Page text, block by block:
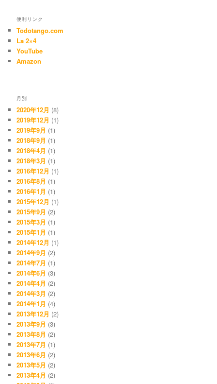
便利リンク
Todotango.com
La 2×4
YouTube
Amazon
月別
2020年12月 (8)
2019年12月 (1)
2019年9月 (1)
2018年9月 (1)
2018年4月 (1)
2018年3月 (1)
2016年12月 (1)
2016年8月 (1)
2016年1月 (1)
2015年12月 (1)
2015年9月 (2)
2015年3月 (1)
2015年1月 (1)
2014年12月 (1)
2014年9月 (2)
2014年7月 (1)
2014年6月 (3)
2014年4月 (2)
2014年3月 (2)
2014年1月 (4)
2013年12月 (2)
2013年9月 (3)
2013年8月 (2)
2013年7月 (1)
2013年6月 (2)
2013年5月 (2)
2013年4月 (2)